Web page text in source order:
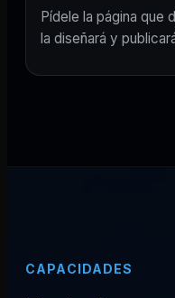
Pídele la página que
la diseñará y
CAPACIDADES